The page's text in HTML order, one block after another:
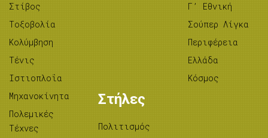
Στίβος
Tοξοβολία
Κολύμβηση
Τένις
Ιστιοπλοΐα
Μηχανοκίνητα
Πολεμικές
Τέχνες
Γ’ Εθνική
Σούπερ Λίγκα
Περιφέρεια
Ελλάδα
Κόσμος
Στήλες
Πολιτισμός